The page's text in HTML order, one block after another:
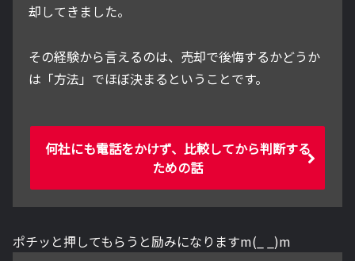
却してきました。
その経験から言えるのは、売却で後悔するかどうか
は「方法」でほぼ決まるということです。
何社にも電話をかけず、比較してから判断する
ための話
ポチッと押してもらうと励みになりますm(_ _)m